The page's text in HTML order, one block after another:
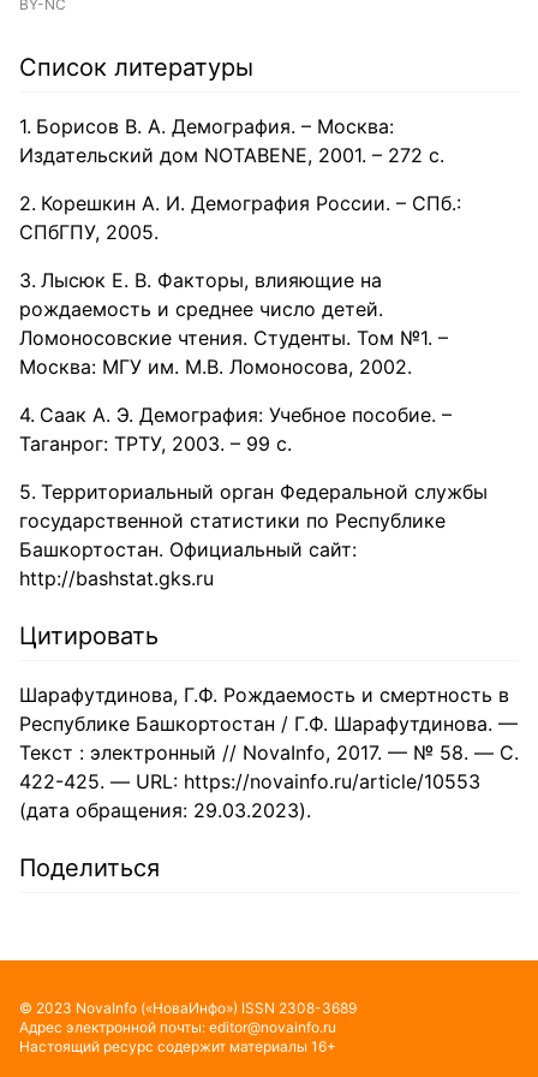
BY-NC
Список литературы
Борисов В. А. Демография. – Москва:
Издательский дом NOTABENE, 2001. – 272 c.
Корешкин А. И. Демография России. – СПб.:
СПбГПУ, 2005.
Лысюк Е. В. Факторы, влияющие на
рождаемость и среднее число детей.
Ломоносовские чтения. Студенты. Том №1. –
Москва: МГУ им. М.В. Ломоносова, 2002.
Саак А. Э. Демография: Учебное пособие. –
Таганрог: ТРТУ, 2003. – 99 c.
Территориальный орган Федеральной службы
государственной статистики по Республике
Башкортостан. Официальный сайт:
http://bashstat.gks.ru
Цитировать
Шарафутдинова, Г.Ф. Рождаемость и смертность в
Республике Башкортостан / Г.Ф. Шарафутдинова. —
Текст : электронный // NovaInfo, 2017. — № 58. — С.
422-425. — URL: https://novainfo.ru/article/10553
(дата обращения: 29.03.2023).
Поделиться
© 2023 NovaInfo («НоваИнфо») ISSN 2308-3689
Адрес электронной почты: editor@novainfo.ru
Настоящий ресурс содержит материалы 16+